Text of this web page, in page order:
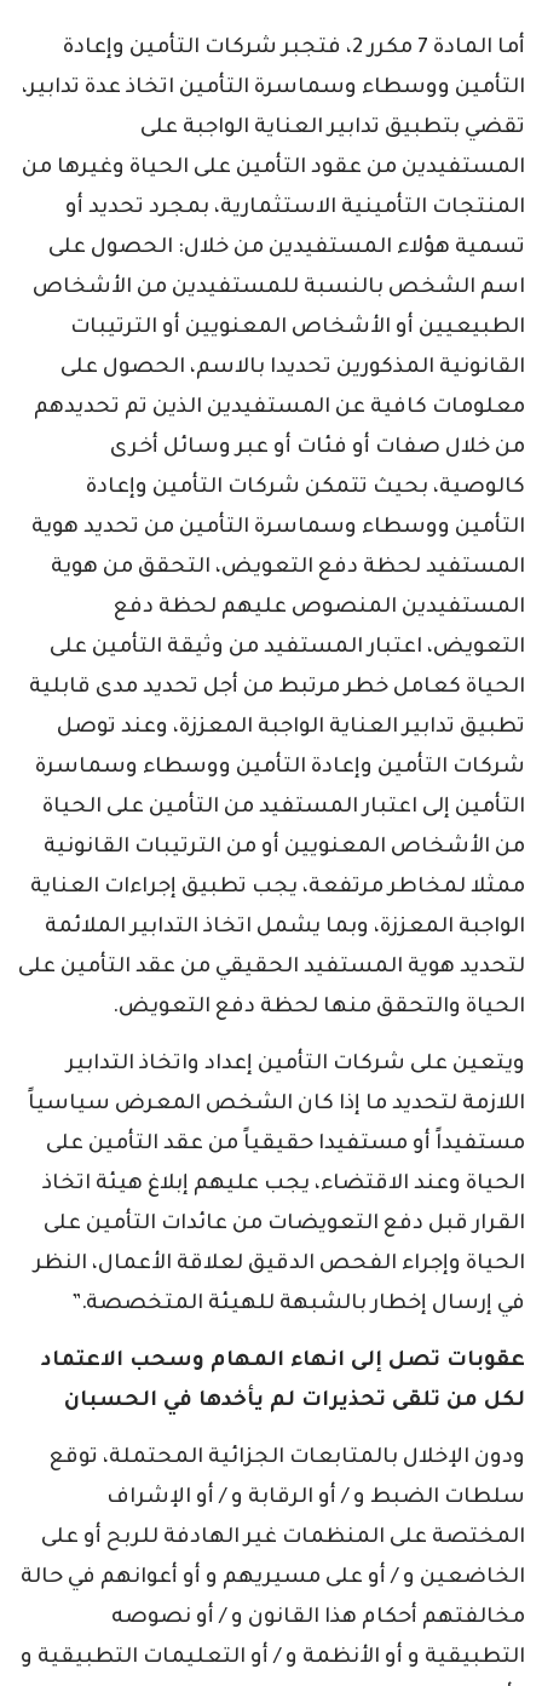
أما المادة 7 مكرر 2، فتجبر شركات التأمين وإعادة
التأمين ووسطاء وسماسرة التأمين اتخاذ عدة تدابير،
تقضي بتطبيق تدابير العناية الواجبة على
المستفيدين من عقود التأمين على الحياة وغيرها من
المنتجات التأمينية الاستثمارية، بمجرد تحديد أو
تسمية هؤلاء المستفيدين من خلال: الحصول على
اسم الشخص بالنسبة للمستفيدين من الأشخاص
الطبيعيين أو الأشخاص المعنويين أو الترتيبات
القانونية المذكورين تحديدا بالاسم، الحصول على
معلومات كافية عن المستفيدين الذين تم تحديدهم
من خلال صفات أو فئات أو عبر وسائل أخرى
كالوصية، بحيث تتمكن شركات التأمين وإعادة
التأمين ووسطاء وسماسرة التأمين من تحديد هوية
المستفيد لحظة دفع التعويض، التحقق من هوية
المستفيدين المنصوص عليهم لحظة دفع
التعويض، اعتبار المستفيد من وثيقة التأمين على
الحياة كعامل خطر مرتبط من أجل تحديد مدى قابلية
تطبيق تدابير العناية الواجبة المعززة، وعند توصل
شركات التأمين وإعادة التأمين ووسطاء وسماسرة
التأمين إلى اعتبار المستفيد من التأمين على الحياة
من الأشخاص المعنويين أو من الترتيبات القانونية
ممثلا لمخاطر مرتفعة، يجب تطبيق إجراءات العناية
الواجبة المعززة، وبما يشمل اتخاذ التدابير الملائمة
لتحديد هوية المستفيد الحقيقي من عقد التأمين على
الحياة والتحقق منها لحظة دفع التعويض.
ويتعين على شركات التأمين إعداد واتخاذ التدابير
اللازمة لتحديد ما إذا كان الشخص المعرض سياسياً
مستفيداً أو مستفيدا حقيقياً من عقد التأمين على
الحياة وعند الاقتضاء، يجب عليهم إبلاغ هيئة اتخاذ
القرار قبل دفع التعويضات من عائدات التأمين على
الحياة وإجراء الفحص الدقيق لعلاقة الأعمال، النظر
في إرسال إخطار بالشبهة للهيئة المتخصصة.”
عقوبات تصل إلى انهاء المهام وسحب الاعتماد
لكل من تلقى تحذيرات لم يأخدها في الحسبان
ودون الإخلال بالمتابعات الجزائية المحتملة، توقع
سلطات الضبط و / أو الرقابة و / أو الإشراف
المختصة على المنظمات غير الهادفة للربح أو على
الخاضعين و / أو على مسيريهم و أو أعوانهم في حالة
مخالفتهم أحكام هذا القانون و / أو نصوصه
التطبيقية و أو الأنظمة و / أو التعليمات التطبيقية و